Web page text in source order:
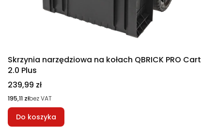
Skrzynia narzędziowa na kołach QBRICK PRO Cart
2.0 Plus
Cena
239,99 zł
Cena
195,11 złbez VAT
Do koszyka